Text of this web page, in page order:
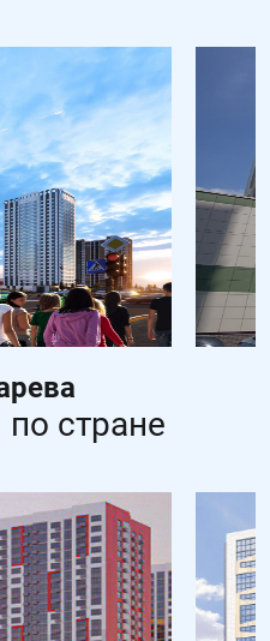
стране